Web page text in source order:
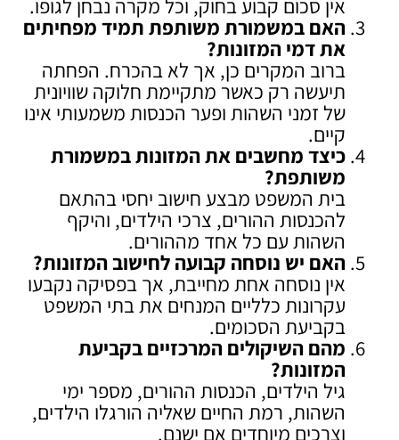
אין סכום קבוע בחוק, וכל מקרה נבחן לגופו.
האם במשמורת משותפת תמיד מפחיתים
את דמי המזונות?
ברוב המקרים כן, אך לא בהכרח. הפחתה
תיעשה רק כאשר מתקיימת חלוקה שוויונית
של זמני השהות ופער הכנסות משמעותי אינו
קיים.
כיצד מחשבים את המזונות במשמורת
משותפת?
בית המשפט מבצע חישוב יחסי בהתאם
להכנסות ההורים, צרכי הילדים, והיקף
השהות עם כל אחד מההורים.
האם יש נוסחה קבועה לחישוב המזונות?
אין נוסחה אחת מחייבת, אך בפסיקה נקבעו
עקרונות כלליים המנחים את בתי המשפט
בקביעת הסכומים.
מהם השיקולים המרכזיים בקביעת
המזונות?
גיל הילדים, הכנסות ההורים, מספר ימי
השהות, רמת החיים שאליה הורגלו הילדים,
וצרכים מיוחדים אם ישנם.